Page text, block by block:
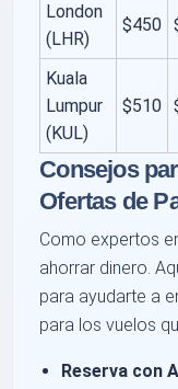
London
(LHR)
$450
Kuala
Lumpur
(KUL)
$510
Consejos
Ofertas de
Como expertos
ahorrar dinero.
para ayudarte a
para los vuelos
Reserva con